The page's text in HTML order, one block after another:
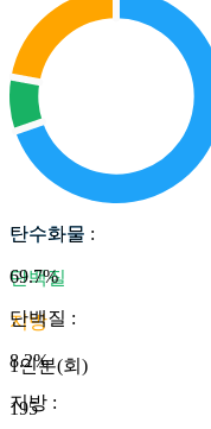
탄수화물
단백질
지방
1인분(회)
195
탄수화물 :
69.7%
단백질 :
8.2%
지방 :